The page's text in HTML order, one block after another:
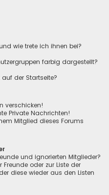
wie trete ich ihnen bei?
farbig dargestellt?
auf der Startseite?
verschicken!
Private Nachrichten!
Mitglied dieses Forums
und ignorierten Mitglieder?
oder zur Liste der
diese wieder aus den Listen